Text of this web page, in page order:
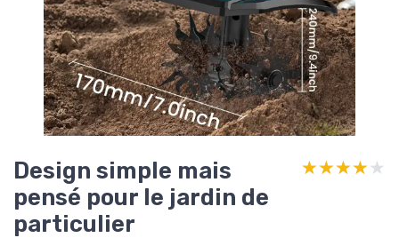
Design simple mais
pensé pour le jardin de
particulier
★★★★★
★★★★★